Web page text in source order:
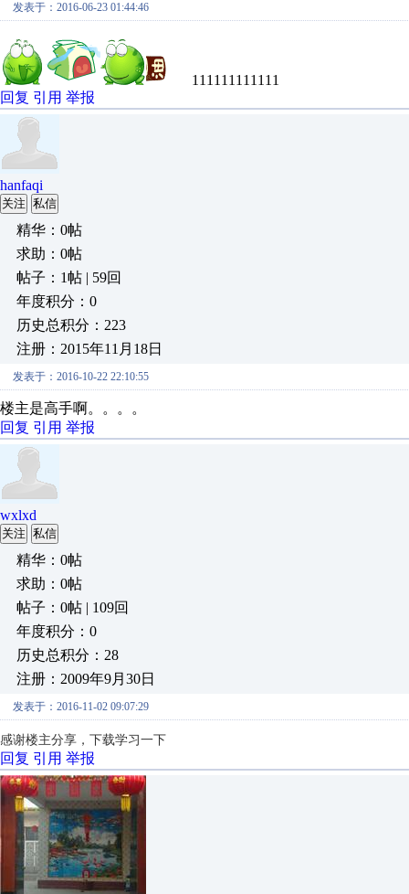
发表于：2016-06-23 01:44:46
111111111111
回复 引用 举报
hanfaqi
关注 私信
精华：0帖
求助：0帖
帖子：1帖 | 59回
年度积分：0
历史总积分：223
注册：2015年11月18日
发表于：2016-10-22 22:10:55
楼主是高手啊。。。。
回复 引用 举报
wxlxd
关注 私信
精华：0帖
求助：0帖
帖子：0帖 | 109回
年度积分：0
历史总积分：28
注册：2009年9月30日
发表于：2016-11-02 09:07:29
感谢楼主分享，下载学习一下
回复 引用 举报